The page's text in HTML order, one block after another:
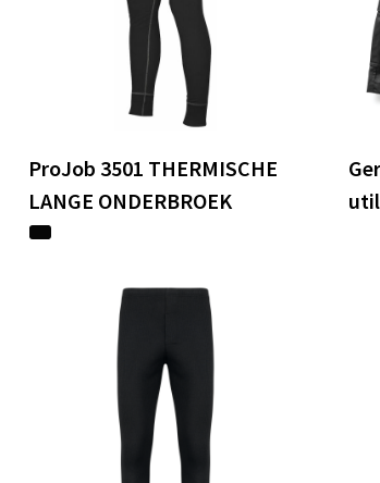
ProJob 3501 THERMISCHE
LANGE ONDERBROEK